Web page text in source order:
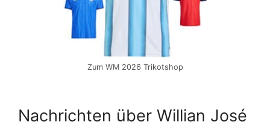
Zum WM 2026 Trikotshop
Nachrichten über Willian José